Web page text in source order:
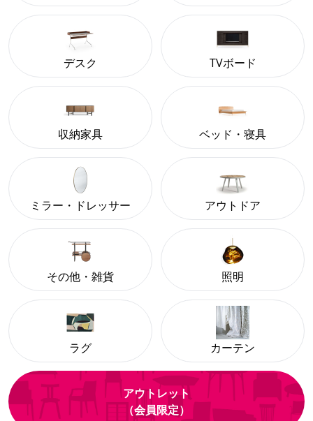
デスク TVボード
収納家具 ベッド・寝具
ミラー・ドレッサー アウトドア
その他・雑貨 照明
ラグ カーテン
アウトレット
（会員限定）